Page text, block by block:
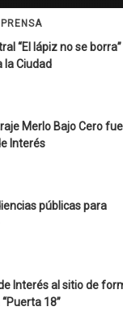
“El lápiz no se
la Ciudad
Merlo Bajo Cero fue
Interés
públicas para
Interés al sitio de
18”